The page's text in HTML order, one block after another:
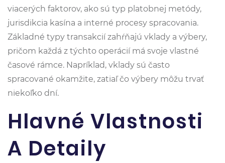
viacerých faktorov, ako sú typ platobnej metódy,
jurisdikcia kasína a interné procesy spracovania.
Základné typy transakcií zahŕňajú vklady a výbery,
pričom každá z týchto operácií má svoje vlastné
časové rámce. Napríklad, vklady sú často
spracované okamžite, zatiaľ čo výbery môžu trvať
niekoľko dní.
Hlavné Vlastnosti
A Detaily